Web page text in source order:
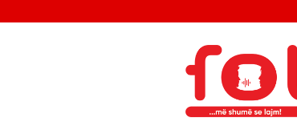
FOL